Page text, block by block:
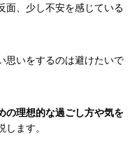
面、少し不安を感じている
思いをするのは避けたいで
の理想的な過ごし方や気を
します。